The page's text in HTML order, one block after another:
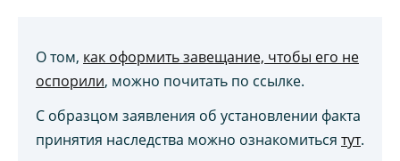
О том, как оформить завещание, чтобы его не
оспорили, можно почитать по ссылке.
С образцом заявления об установлении факта
принятия наследства можно ознакомиться тут.